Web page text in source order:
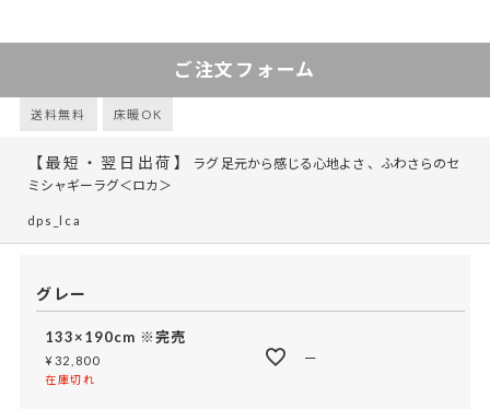
ご注文フォーム
送料無料 床暖OK
【最短・翌日出荷】
ラグ 足元から感じる心地よさ 、ふわさらのセ
ミシャギーラグ＜ロカ＞
dps_lca
グレー
133×190cm ※完売
¥ 32,800
在庫切れ
—